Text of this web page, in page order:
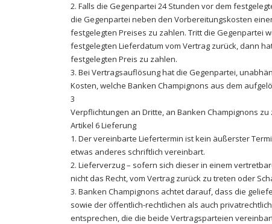
2. Falls die Gegenpartei 24 Stunden vor dem
die Gegenpartei neben den Vorbereitungskosten
festgelegten Preises zu zahlen. Tritt die Gegenpartei
festgelegten Lieferdatum vom Vertrag zurück, dann
festgelegten Preis zu zahlen.
3. Bei Vertragsauflösung hat die Gegenpartei,
Kosten, welche Banken Champignons aus dem
3
Verpflichtungen an Dritte, an Banken Champignons zu
Artikel 6 Lieferung
1. Der vereinbarte Liefertermin ist kein äußerster
etwas anderes schriftlich vereinbart.
2. Lieferverzug – sofern sich dieser in einem
nicht das Recht, vom Vertrag zurück zu treten oder
3. Banken Champignons achtet darauf, dass die
sowie der öffentlich-rechtlichen als auch
entsprechen, die die beide Vertragsparteien